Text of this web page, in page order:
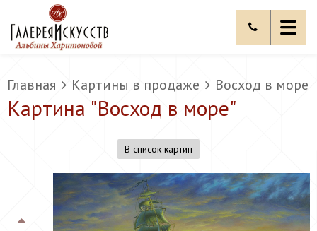
Главная Картины в продаже Восход в море
Картина "Восход в море"
В список картин